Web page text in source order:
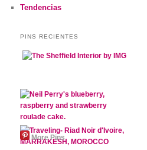
Tendencias
PINS RECIENTES
More Pins